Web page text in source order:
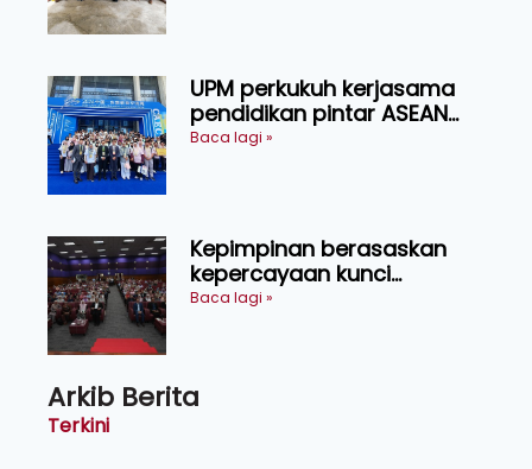
UPM perkukuh kerjasama
pendidikan pintar ASEAN
menerusi lawatan rasmi ke
Baca lagi »
Kepimpinan berasaskan
kepercayaan kunci
kecemerlangan institusi -
Baca lagi »
Arkib Berita
Terkini